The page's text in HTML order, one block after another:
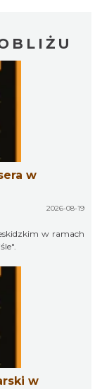
w
2026-08-19
w ramach
w